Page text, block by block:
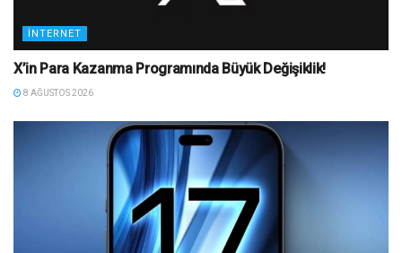
İNTERNET
X’in Para Kazanma Programında Büyük Değişiklik!
8 AĞUSTOS 2026